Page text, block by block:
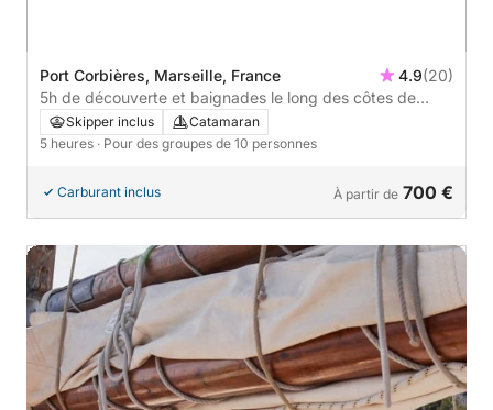
Port Corbières, Marseille, France 4.9(20)
5h de découverte et baignades le long des côtes de
Marseille
Skipper inclus
Catamaran
5 heures · Pour des groupes de 10 personnes
Carburant inclus À partir de 700 €